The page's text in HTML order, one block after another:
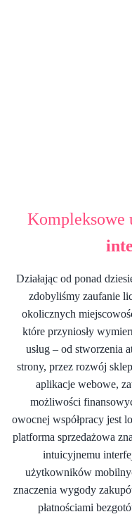
Kompleksowe
Działając od ponad
zdobyliśmy zaufanie
okolicznych
które przyniosły
usług – od stworzenia
strony, przez rozwój
aplikacje webowe,
możliwości
owocnej współpracy jest
platforma sprzedażowa
intuicyjnemu
użytkowników
znaczenia wygody
płatnościami